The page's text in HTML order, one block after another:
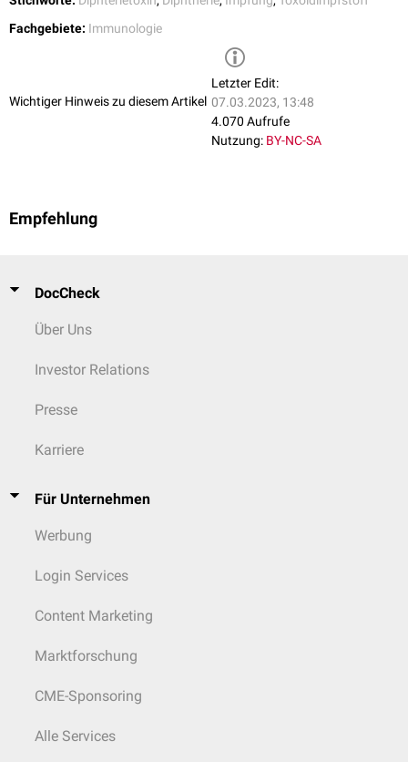
Fachgebiete: Immunologie
Wichtiger Hinweis zu diesem Artikel
Letzter Edit:
07.03.2023, 13:48
4.070 Aufrufe
Nutzung: BY-NC-SA
Empfehlung
DocCheck
Über Uns
Investor Relations
Presse
Karriere
Für Unternehmen
Werbung
Login Services
Content Marketing
Marktforschung
CME-Sponsoring
Alle Services